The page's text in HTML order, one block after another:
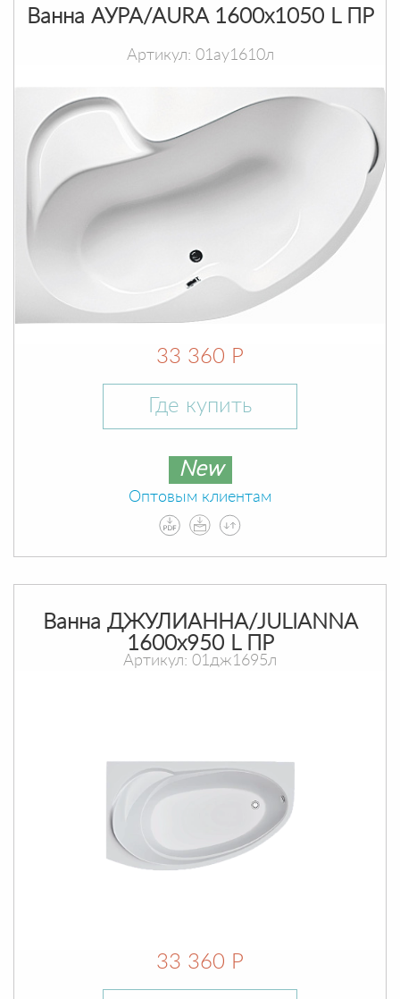
Ванна АУРА/AURA 1600х1050 L ПР
Артикул: 01ау1610л
33 360 Р
Где купить
New
Оптовым клиентам
Ванна ДЖУЛИАННА/JULIANNA
1600х950 L ПР
Артикул: 01дж1695л
33 360 Р